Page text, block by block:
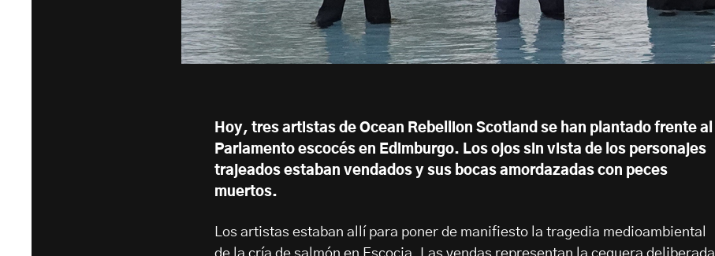
Hoy, tres artistas de Ocean Rebellion Scotland se han plantado frente al
Parlamento escocés en Edimburgo. Los ojos sin vista de los personajes
trajeados estaban vendados y sus bocas amordazadas con peces
muertos.
Los artistas estaban allí para poner de manifiesto la tragedia medioambiental